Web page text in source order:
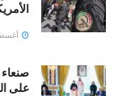
أغسطس
على